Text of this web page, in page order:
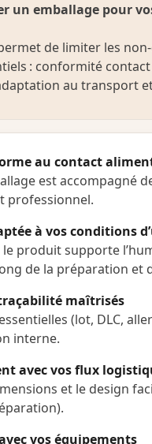
un emballage pour
de limiter les
: conformité
au transport
au contact
est accompagné
professionnel.
à vos conditions
le produit supporte
de la préparation et
maîtrisés
(lot, DLC,
interne.
avec vos flux
et le design
vos équipements